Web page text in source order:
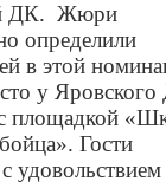
ДК. Жюри
определили
в этой
у Яровского
площадкой
Гости
удовольствием